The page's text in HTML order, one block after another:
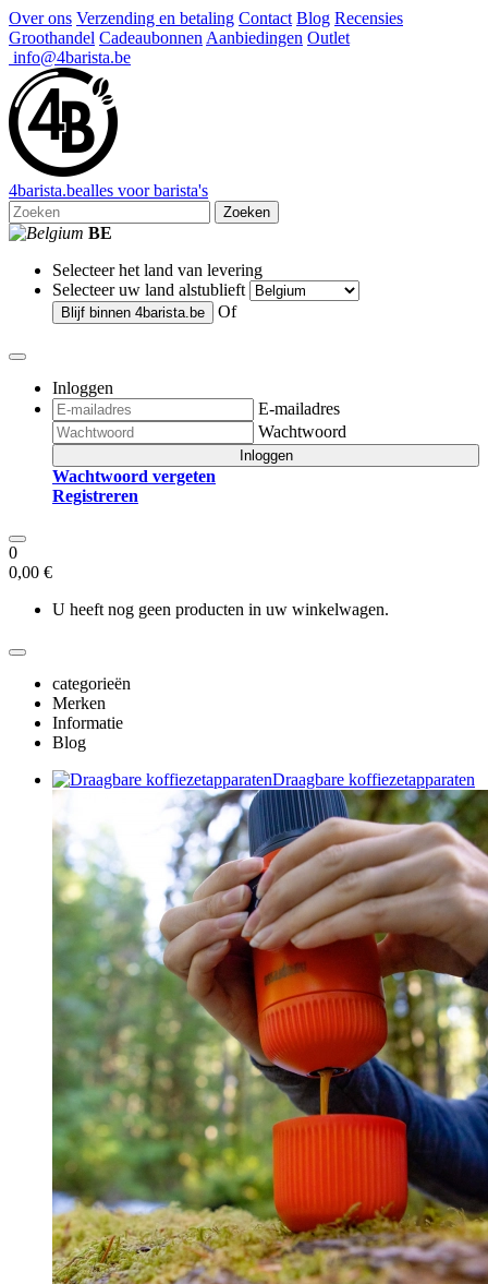
Over ons Verzending en betaling Contact Blog Recensies
Groothandel Cadeaubonnen Aanbiedingen Outlet
info@4barista.be
4barista.bealles voor barista's
Zoeken
BE
Selecteer het land van levering
Selecteer uw land alstublieft
Blijf binnen 4barista.be Of
Inloggen
E-mailadres
Wachtwoord
Inloggen
Wachtwoord vergeten
Registreren
0
0,00 €
U heeft nog geen producten in uw winkelwagen.
categorieën
Merken
Informatie
Blog
Draagbare koffiezetapparaten